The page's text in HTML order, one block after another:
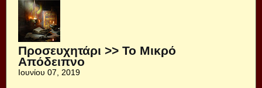
Προσευχητάρι >> Το Μικρό
Απόδειπνο
Ιουνίου 07, 2019